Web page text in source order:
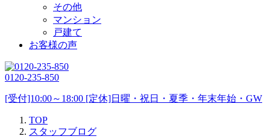
その他
マンション
戸建て
お客様の声
0120-235-850
[受付]10:00～18:00 [定休]日曜・祝日・夏季・年末年始・GW
TOP
スタッフブログ